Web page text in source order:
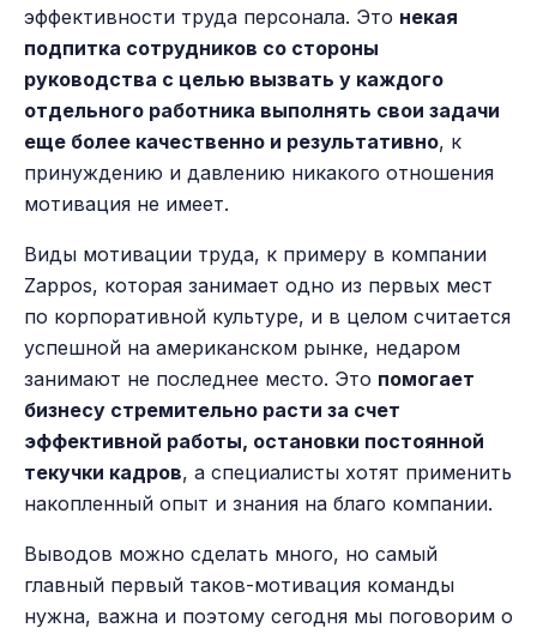
эффективности труда персонала. Это некая
подпитка сотрудников со стороны
руководства с целью вызвать у каждого
отдельного работника выполнять свои задачи
еще более качественно и результативно, к
принуждению и давлению никакого отношения
мотивация не имеет.
Виды мотивации труда, к примеру в компании
Zappos, которая занимает одно из первых мест
по корпоративной культуре, и в целом считается
успешной на американском рынке, недаром
занимают не последнее место. Это помогает
бизнесу стремительно расти за счет
эффективной работы, остановки постоянной
текучки кадров, а специалисты хотят применить
накопленный опыт и знания на благо компании.
Выводов можно сделать много, но самый
главный первый таков-мотивация команды
нужна, важна и поэтому сегодня мы поговорим о